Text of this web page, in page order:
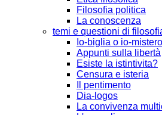
Filosofia politica
La conoscenza
temi e questioni di
Io-biglia o io-
Appunti sulla libertà
Esiste la istintivita?
Censura e isteria
Il pentimento
Dia-logos
La convivenza